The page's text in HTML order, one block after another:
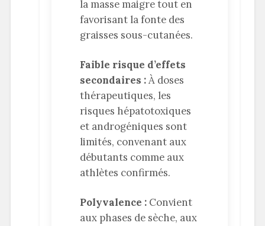
la masse maigre tout en
favorisant la fonte des
graisses sous-cutanées.
Faible risque d’effets
secondaires :À doses
thérapeutiques, les
risques hépatotoxiques
et androgéniques sont
limités, convenant aux
débutants comme aux
athlètes confirmés.
Polyvalence :Convient
aux phases de sèche, aux